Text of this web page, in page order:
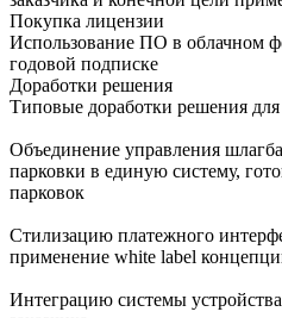
Покупка лицензии
Использование ПО в облачном
годовой подписке
Доработки решения
Типовые доработки решения
Объединение управления
парковки в единую систему,
парковок
Стилизацию платежного
применение white label
Интеграцию системы